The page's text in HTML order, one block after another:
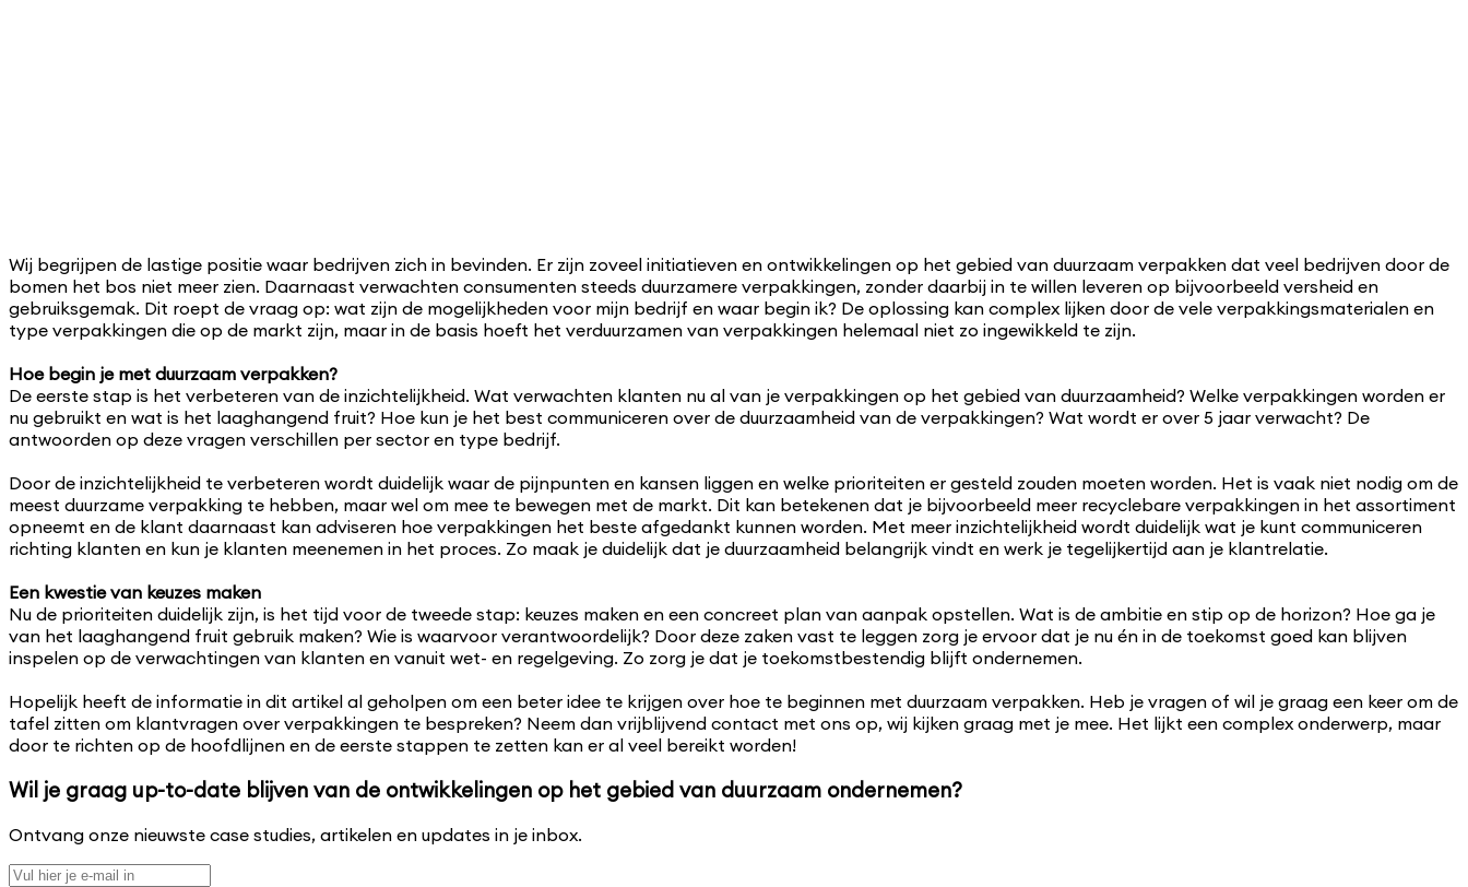
Wij begrijpen de lastige positie waar bedrijven zich in bevinden. Er zijn zoveel initiatieven en ontwikkelingen op het gebied van duurzaam verpakken dat veel bedrijven door de
bomen het bos niet meer zien. Daarnaast verwachten consumenten steeds duurzamere verpakkingen, zonder daarbij in te willen leveren op bijvoorbeeld versheid en
gebruiksgemak. Dit roept de vraag op: wat zijn de mogelijkheden voor mijn bedrijf en waar begin ik? De oplossing kan complex lijken door de vele verpakkingsmaterialen en
type verpakkingen die op de markt zijn, maar in de basis hoeft het verduurzamen van verpakkingen helemaal niet zo ingewikkeld te zijn.
Hoe begin je met duurzaam verpakken?
De eerste stap is het verbeteren van de inzichtelijkheid. Wat verwachten klanten nu al van je verpakkingen op het gebied van duurzaamheid? Welke verpakkingen worden er
nu gebruikt en wat is het laaghangend fruit? Hoe kun je het best communiceren over de duurzaamheid van de verpakkingen? Wat wordt er over 5 jaar verwacht? De
antwoorden op deze vragen verschillen per sector en type bedrijf.
Door de inzichtelijkheid te verbeteren wordt duidelijk waar de pijnpunten en kansen liggen en welke prioriteiten er gesteld zouden moeten worden. Het is vaak niet nodig om de
meest duurzame verpakking te hebben, maar wel om mee te bewegen met de markt. Dit kan betekenen dat je bijvoorbeeld meer recyclebare verpakkingen in het assortiment
opneemt en de klant daarnaast kan adviseren hoe verpakkingen het beste afgedankt kunnen worden. Met meer inzichtelijkheid wordt duidelijk wat je kunt communiceren
richting klanten en kun je klanten meenemen in het proces. Zo maak je duidelijk dat je duurzaamheid belangrijk vindt en werk je tegelijkertijd aan je klantrelatie.
Een kwestie van keuzes maken
Nu de prioriteiten duidelijk zijn, is het tijd voor de tweede stap: keuzes maken en een concreet plan van aanpak opstellen. Wat is de ambitie en stip op de horizon? Hoe ga je
van het laaghangend fruit gebruik maken? Wie is waarvoor verantwoordelijk? Door deze zaken vast te leggen zorg je ervoor dat je nu én in de toekomst goed kan blijven
inspelen op de verwachtingen van klanten en vanuit wet- en regelgeving. Zo zorg je dat je toekomstbestendig blijft ondernemen.
Hopelijk heeft de informatie in dit artikel al geholpen om een beter idee te krijgen over hoe te beginnen met duurzaam verpakken. Heb je vragen of wil je graag een keer om de
tafel zitten om klantvragen over verpakkingen te bespreken? Neem dan vrijblijvend contact met ons op, wij kijken graag met je mee. Het lijkt een complex onderwerp, maar
door te richten op de hoofdlijnen en de eerste stappen te zetten kan er al veel bereikt worden!
Wil je graag up-to-date blijven van de ontwikkelingen op het gebied van duurzaam ondernemen?
Ontvang onze nieuwste case studies, artikelen en updates in je inbox.